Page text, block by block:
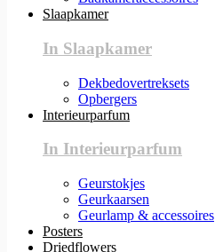
Slaapkamer
In Slaapkamer
Dekbedovertreksets
Opbergers
Interieurparfum
In Interieurparfum
Geurstokjes
Geurkaarsen
Geurlamp & accessoires
Posters
Driedflowers